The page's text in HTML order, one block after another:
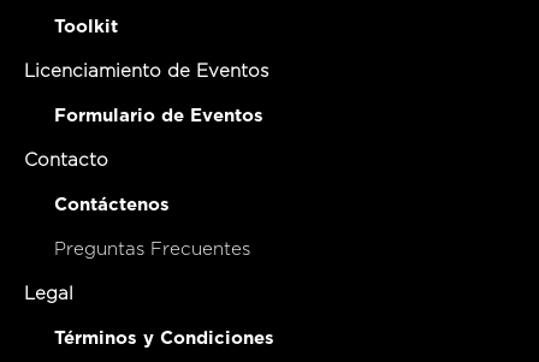
Toolkit
Licenciamiento de Eventos
Formulario de Eventos
Contacto
Contáctenos
Preguntas Frecuentes
Legal
Términos y Condiciones